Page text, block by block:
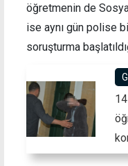
öğretmenin de
ise aynı gün polise
soruşturma